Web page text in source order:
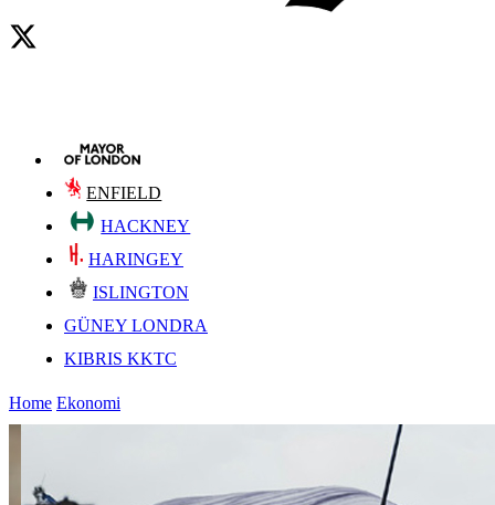
ENFIELD
HACKNEY
HARINGEY
ISLINGTON
GÜNEY LONDRA
KIBRIS KKTC
Home Ekonomi